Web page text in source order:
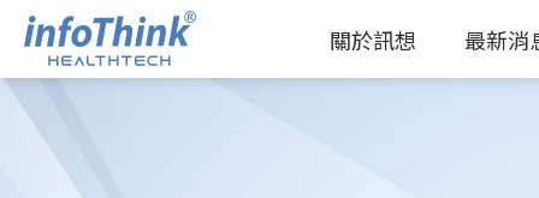
關於訊想 最新消